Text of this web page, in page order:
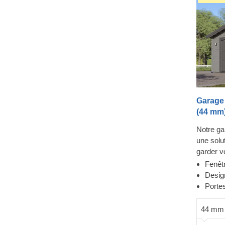
(44
Notre
une
garder
une
design
fenêtres
une
44 mm